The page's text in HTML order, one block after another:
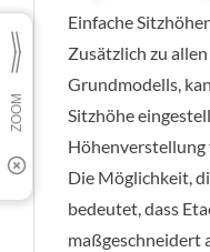
Einfache
Zusätzlich zu
Grundmodells,
Sitzhöhe
Höhenverstellung
Die Möglichkeit,
bedeutet, dass
maßgeschneidert